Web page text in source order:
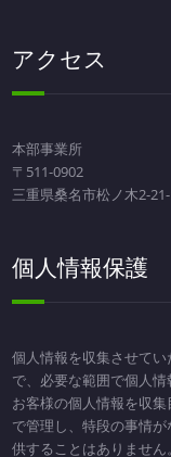
アクセス
本部事業所
〒511-0902
三重県桑名市松ノ木2-
個人情報保護
個人情報を収集させて
で、必要な範囲で個人情
お客様の個人情報を収
で管理し、特段の事情
供することはありません。